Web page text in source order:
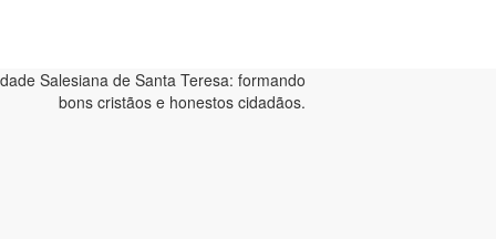
Salesiana de Santa Teresa: formando
bons cristãos e honestos cidadãos.